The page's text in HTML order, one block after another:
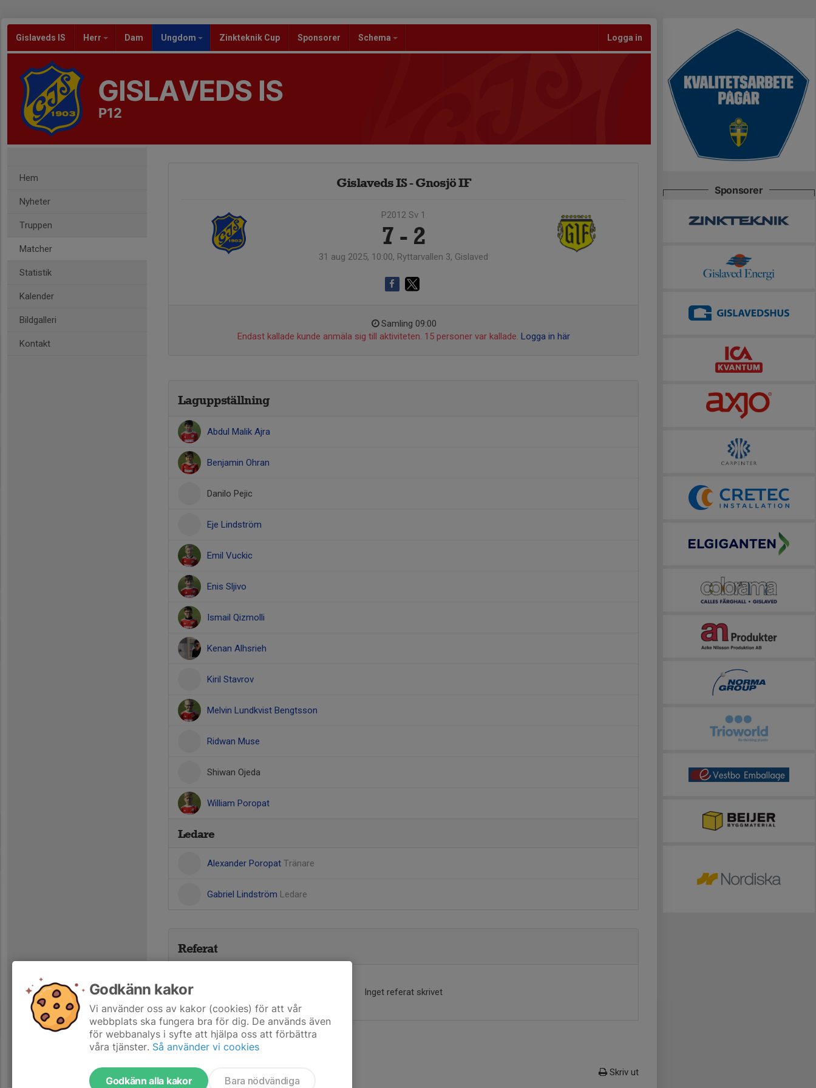
Gislaveds IS Herr Dam Ungdom Zinkteknik Cup Sponsorer Schema Logga in
GISLAVEDS IS
P12
Hem
Nyheter
Truppen
Matcher
Statistik
Kalender
Bildgalleri
Kontakt
Gislaveds IS - Gnosjö IF
P2012 Sv 1
7 - 2
31 aug 2025, 10:00, Ryttarvallen 3, Gislaved
Samling 09:00
Endast kallade kunde anmäla sig till aktiviteten. 15 personer var kallade. Logga in här
Laguppställning
Abdul Malik Ajra
Benjamin Ohran
Danilo Pejic
Eje Lindström
Emil Vuckic
Enis Sljivo
Ismail Qizmolli
Kenan Alhsrieh
Kiril Stavrov
Melvin Lundkvist Bengtsson
Ridwan Muse
Shiwan Ojeda
William Poropat
Ledare
Alexander Poropat Tränare
Gabriel Lindström Ledare
Referat
Inget referat skrivet
Skriv ut
Sponsorer
Godkänn kakor
Vi använder oss av kakor (cookies) för att vår
webbplats ska fungera bra för dig. De används även
för webbanalys i syfte att hjälpa oss att förbättra
våra tjänster. Så använder vi cookies
Godkänn alla kakor Bara nödvändiga